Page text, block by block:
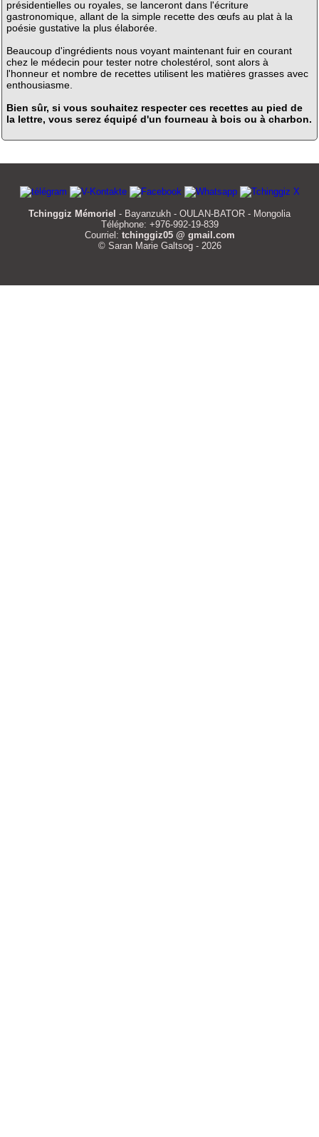
présidentielles ou royales, se lanceront dans l'écriture
gastronomique, allant de la simple recette des œufs au plat à la
poésie gustative la plus élaborée.
Beaucoup d'ingrédients nous voyant maintenant fuir en courant
chez le médecin pour tester notre cholestérol, sont alors à
l'honneur et nombre de recettes utilisent les matières grasses avec
enthousiasme.
Bien sûr, si vous souhaitez respecter ces recettes au pied de
la lettre, vous serez équipé d'un fourneau à bois ou à charbon.
Tchinggiz Mémoriel - Bayanzukh - OULAN-BATOR - Mongolia
Téléphone: +976-992-19-839
Courriel: tchinggiz05 @ gmail.com
© Saran Marie Galtsog - 2026